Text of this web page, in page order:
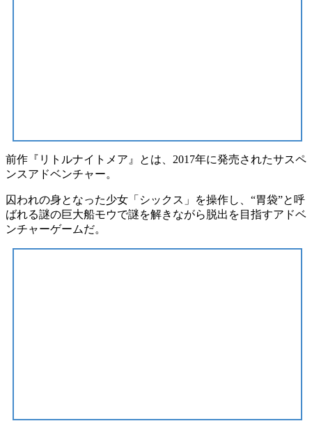
前作『リトルナイトメア』とは、 2017年に発売されたサスペ
ンスアドベンチャー。
囚われの身となった少女「 シックス 」を操作し、“胃袋”と呼
ばれる謎の巨大船モウで謎を解きながら脱出 を目指すアドベ
ンチャーゲームだ。